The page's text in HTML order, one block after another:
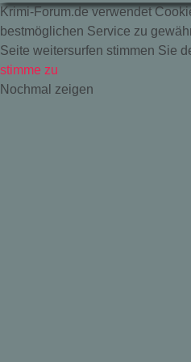
Krimi-Forum.de verwendet
bestmöglichen Service zu
Seite weitersurfen stimmen Sie
stimme zu
Nochmal zeigen